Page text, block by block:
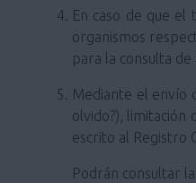
En caso de que
organismos
para la consulta
Mediante el envío
olvido?),
escrito al Registro
Podrán consultar